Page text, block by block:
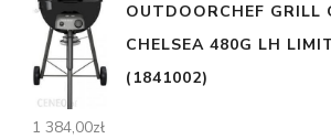
OUTDOORCHEF GRILL
CHELSEA 480G LH
(1841002)
1 384,00zł